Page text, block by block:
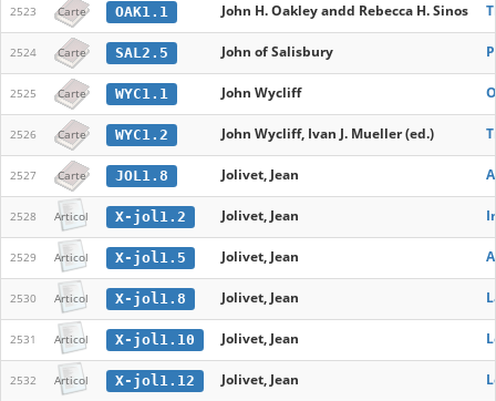
2523 Carte OAK1.1 John H. Oakley andd Rebecca H. Sinos
2524 Carte SAL2.5 John of Salisbury
2525 Carte WYC1.1 John Wycliff
2526 Carte WYC1.2 John Wycliff, Ivan J. Mueller (ed.)
2527 Carte JOL1.8 Jolivet, Jean
2528 Articol X-jol1.2 Jolivet, Jean
2529 Articol X-jol1.5 Jolivet, Jean
2530 Articol X-jol1.8 Jolivet, Jean
2531 Articol X-jol1.10 Jolivet, Jean
2532 Articol X-jol1.12 Jolivet, Jean